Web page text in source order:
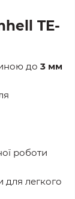
TE-
до 3 мм
роботи
для легкого